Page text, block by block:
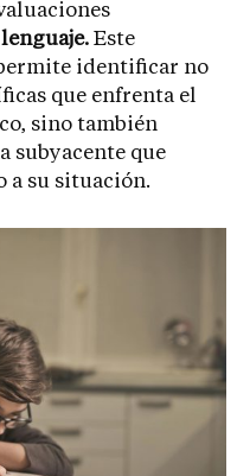
Este
identificar no
que enfrenta el
sino también
subyacente que
a su situación.